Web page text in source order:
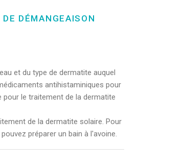
DÉMANGEAISON
et du type de dermatite auquel
antihistaminiques pour
le traitement de la dermatite
de la dermatite solaire. Pour
préparer un bain à l'avoine.